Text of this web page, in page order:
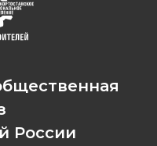
России